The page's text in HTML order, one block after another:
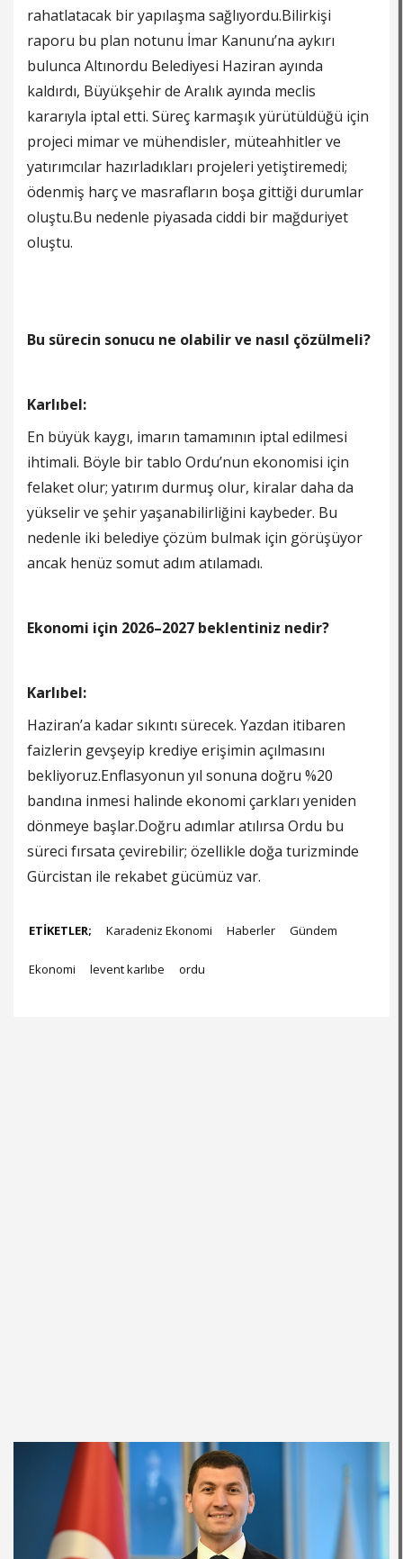
rahatlatacak bir yapılaşma sağlıyordu.Bilirkişi
raporu bu plan notunu İmar Kanunu’na aykırı
bulunca Altınordu Belediyesi Haziran ayında
kaldırdı, Büyükşehir de Aralık ayında meclis
kararıyla iptal etti. Süreç karmaşık yürütüldüğü için
projeci mimar ve mühendisler, müteahhitler ve
yatırımcılar hazırladıkları projeleri yetiştiremedi;
ödenmiş harç ve masrafların boşa gittiği durumlar
oluştu.Bu nedenle piyasada ciddi bir mağduriyet
oluştu.
Bu sürecin sonucu ne olabilir ve nasıl çözülmeli?
Karlıbel:
En büyük kaygı, imarın tamamının iptal edilmesi
ihtimali. Böyle bir tablo Ordu’nun ekonomisi için
felaket olur; yatırım durmuş olur, kiralar daha da
yükselir ve şehir yaşanabilirliğini kaybeder. Bu
nedenle iki belediye çözüm bulmak için görüşüyor
ancak henüz somut adım atılamadı.
Ekonomi için 2026–2027 beklentiniz nedir?
Karlıbel:
Haziran’a kadar sıkıntı sürecek. Yazdan itibaren
faizlerin gevşeyip krediye erişimin açılmasını
bekliyoruz.Enflasyonun yıl sonuna doğru %20
bandına inmesi halinde ekonomi çarkları yeniden
dönmeye başlar.Doğru adımlar atılırsa Ordu bu
süreci fırsata çevirebilir; özellikle doğa turizminde
Gürcistan ile rekabet gücümüz var.
ETİKETLER; Karadeniz Ekonomi Haberler Gündem
Ekonomi levent karlıbe ordu